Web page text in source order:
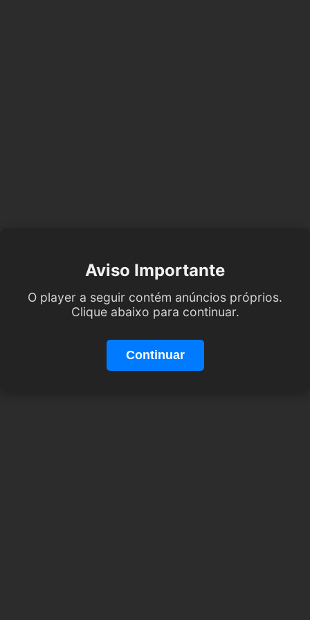
Aviso Importante
O player a seguir contém anúncios próprios.
Clique abaixo para continuar.
Continuar